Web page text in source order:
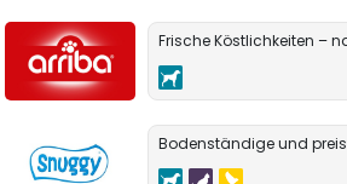
Frische Köstlichkeiten –
Bodenständige und